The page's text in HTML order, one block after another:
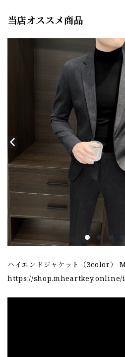
当店オススメ商品
ハイエンドジャケット（3color）
https://shop.mheartkey.online/